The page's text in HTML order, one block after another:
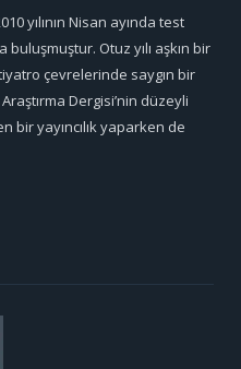
yılının Nisan ayında test
buluşmuştur. Otuz yılı aşkın bir
çevrelerinde saygın bir
Dergisi’nin düzeyli
bir yayıncılık yaparken de